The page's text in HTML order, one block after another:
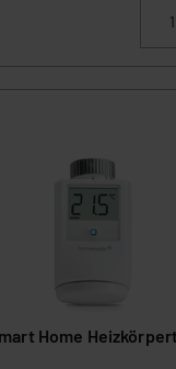
Home